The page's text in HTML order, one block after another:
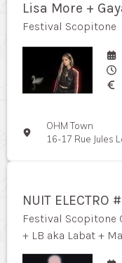
Lisa More +
Festival Scopitone
OHM Town
16-17 Rue Jules
NUIT ELECTRO
Festival Scopitone
+ LB aka Labat +